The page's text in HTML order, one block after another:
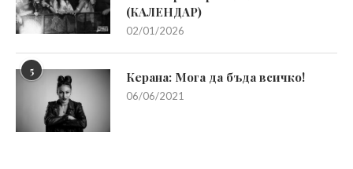
(КАЛЕНДАР)
02/01/2026
5 Керана: Мога да бъда всичко!
06/06/2021